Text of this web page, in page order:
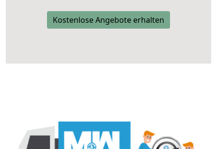
Kostenlose Angebote erhalten